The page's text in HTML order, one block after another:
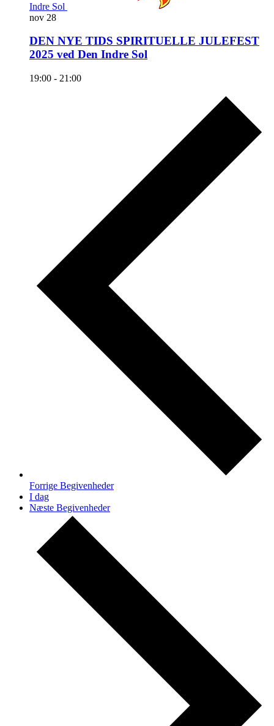
Indre Sol
nov 28
DEN NYE TIDS SPIRITUELLE JULEFEST
2025 ved Den Indre Sol
19:00 - 21:00
Forrige Begivenheder
I dag
Næste Begivenheder